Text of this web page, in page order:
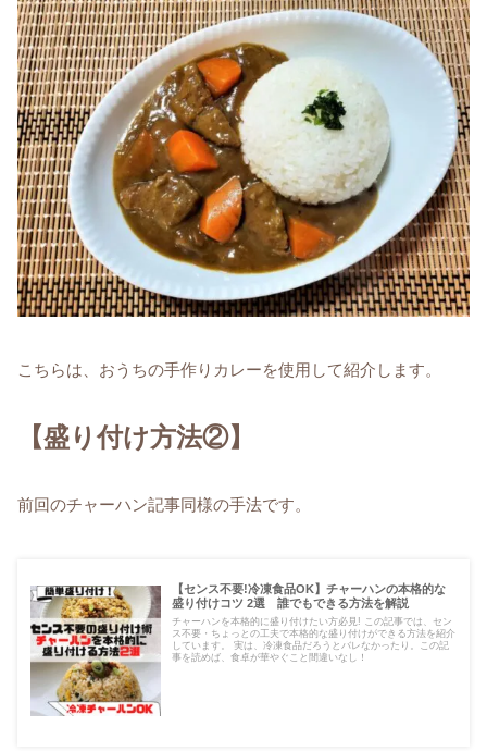
こちらは、おうちの手作りカレーを使用して紹介します。
【盛り付け方法②】
前回のチャーハン記事同様の手法です。
【センス不要!冷凍食品OK】チャーハンの本格的な
盛り付けコツ 2選 誰でもできる方法を解説
チャーハンを本格的に盛り付けたい方必見! この記事では、セン
ス不要・ちょっとの工夫で本格的な盛り付けができる方法を紹介
しています。 実は、冷凍食品だろうとバレなかったり。この記
事を読めば、食卓が華やぐこと間違いなし！